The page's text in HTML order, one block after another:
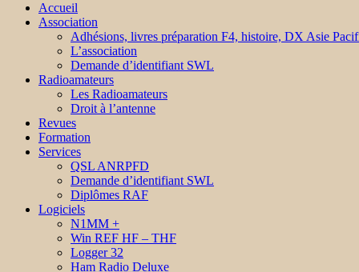
Accueil
Association
Adhésions, livres préparation F4, histoire, DX Asie
L’association
Demande d’identifiant SWL
Radioamateurs
Les Radioamateurs
Droit à l’antenne
Revues
Formation
Services
QSL ANRPFD
Demande d’identifiant SWL
Diplômes RAF
Logiciels
N1MM +
Win REF HF – THF
Logger 32
Ham Radio Deluxe